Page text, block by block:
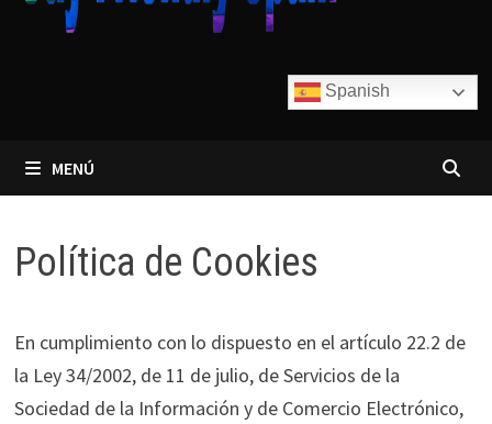
Spanish
MENÚ
Política de Cookies
En cumplimiento con lo dispuesto en el artículo 22.2 de
la Ley 34/2002, de 11 de julio, de Servicios de la
Sociedad de la Información y de Comercio Electrónico,